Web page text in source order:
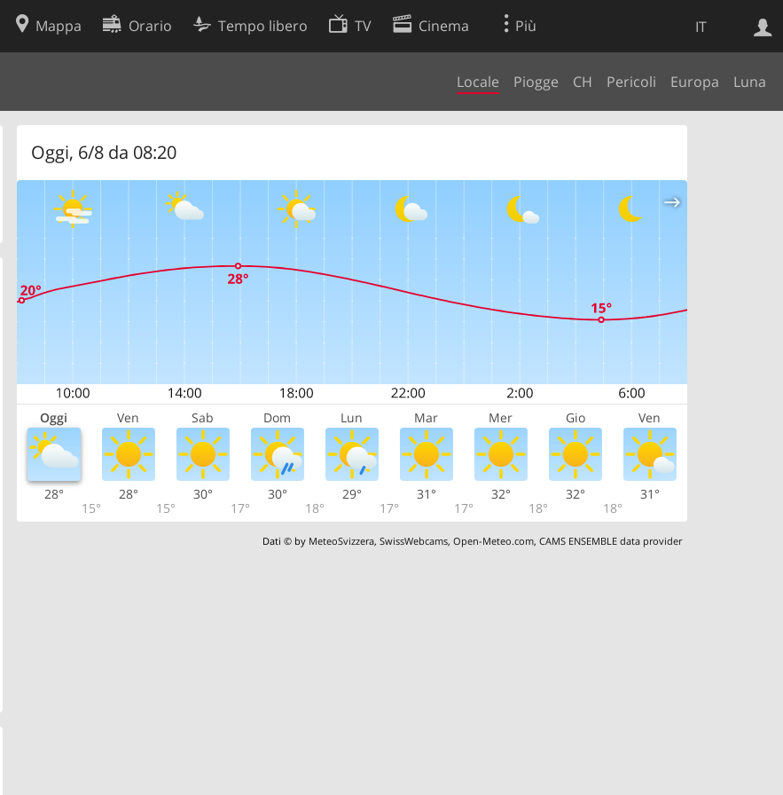
IT
Mappa Orario Tempo libero TV Cinema Più
Locale Piogge CH Pericoli Europa Luna
Oggi, 6/8 da 08:20
Oggi Ven Sab Dom Lun Mar Mer Gio Ven
28°
15°
28°
15°
30°
17°
30°
18°
29°
17°
31°
17°
32°
18°
32°
18°
31°
Dati © by MeteoSvizzera,SwissWebcams,Open-Meteo.com,CAMS ENSEMBLE data provider
Ricerca Web
Preferenze cookie